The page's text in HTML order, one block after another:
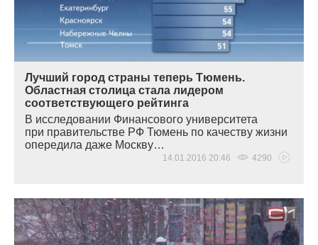
Лучший город страны теперь Тюмень.
Областная столица стала лидером
соответствующего рейтинга
В исследовании Финансового университета
при правительстве РФ Тюмень по качеству жизни
опередила даже Москву…
14.01.2016 20:46 4290